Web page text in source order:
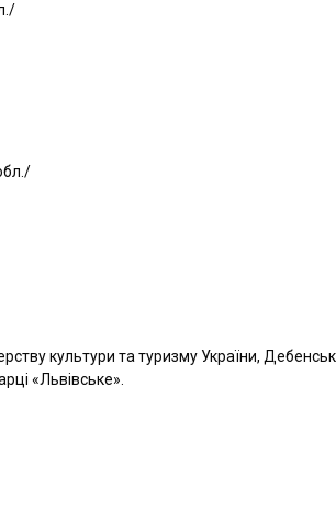
культури та туризму України,
«Львівське».